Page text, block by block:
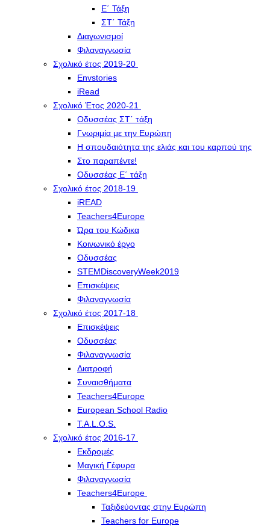
Ε΄ Τάξη
ΣΤ΄ Τάξη
Διαγωνισμοί
Φιλαναγνωσία
Σχολικό έτος 2019-20
Envstories
iRead
Σχολικό Έτος 2020-21
Οδυσσέας ΣΤ΄ τάξη
Γνωριμία με την Ευρώπη
Η σπουδαιότητα της ελιάς και του καρπού της
Στο παραπέντε!
Οδυσσέας Ε΄ τάξη
Σχολικό έτος 2018-19
iREAD
Teachers4Europe
Ώρα του Κώδικα
Κοινωνικό έργο
Οδυσσέας
STEMDiscoveryWeek2019
Επισκέψεις
Φιλαναγνωσία
Σχολικό έτος 2017-18
Επισκέψεις
Οδυσσέας
Φιλαναγνωσία
Διατροφή
Συναισθήματα
Teachers4Europe
European School Radio
T.A.L.O.S.
Σχολικό έτος 2016-17
Εκδρομές
Μαγική Γέφυρα
Φιλαναγνωσία
Teachers4Europe
Ταξιδεύοντας στην Ευρώπη
Teachers for Europe